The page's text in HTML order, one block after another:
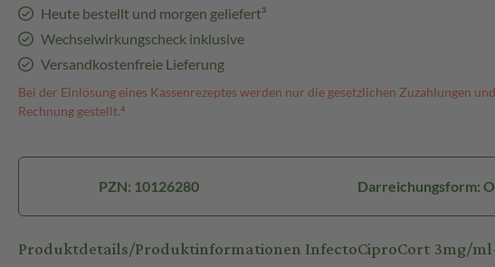
Heute bestellt und morgen geliefert³
Wechselwirkungscheck inklusive
Versandkostenfreie Lieferung
Bei der Einlösung eines Kassenrezeptes werden nur die gesetzlichen Zuzahlungen
Rechnung gestellt.⁴
PZN: 10126280 Darreichungsform:
Produktdetails/Produktinformationen InfectoCiproCort 3mg/